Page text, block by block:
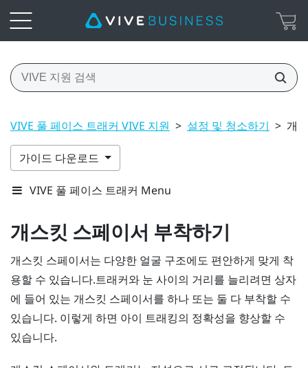
VIVE 풀 페이스 트래커 VIVE 지원 > 설정 및 청소하기 > 개
가이드 다운로드
VIVE 풀 페이스 트래커 Menu
개스킷 스페이서 부착하기
개스킷 스페이서는 다양한 얼굴 구조에도 편안하게 맞게 착
용할 수 있습니다.트래커와 눈 사이의 거리를 늘리려면 상자
에 들어 있는 개스킷 스페이서를 하나 또는 둘 다 부착할 수
있습니다. 이렇게 하면 아이 트래킹의 정확성을 향상할 수
있습니다.